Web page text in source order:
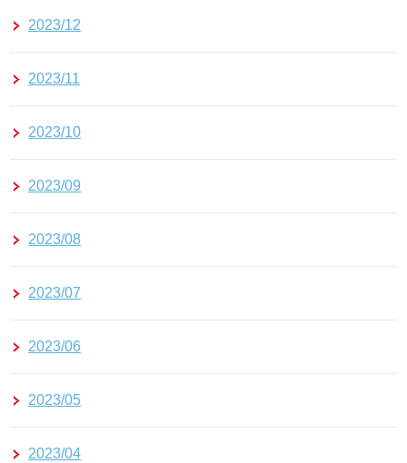
2023/12
2023/11
2023/10
2023/09
2023/08
2023/07
2023/06
2023/05
2023/04